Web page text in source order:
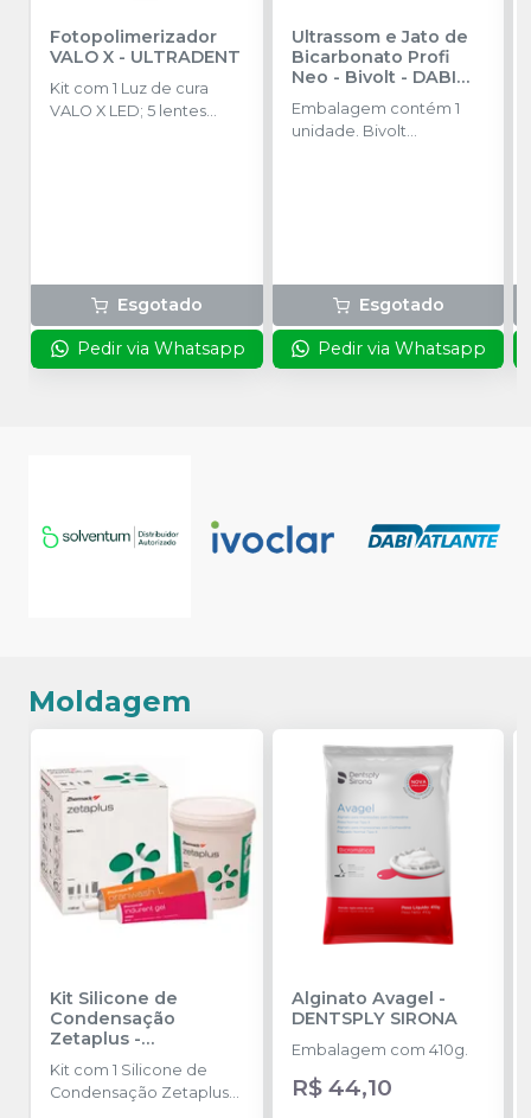
Fotopolimerizador
VALO X - ULTRADENT
Kit com 1 Luz de cura
VALO X LED; 5 lentes
mão; 1 escudo de luz de
bloqueio de luz azul; 1
pacote de amostra de
Esgotado
Pedir via Whatsapp
Ultrassom e Jato de
Bicarbonato Profi
Neo - Bivolt- DABI
ATLANTE
Embalagem contém 1
unidade. Bivolt
Esgotado
Pedir via Whatsapp
Moldagem
Kit Silicone de
Condensação
Zetaplus -
Kit com 1 Silicone de
Condensação Zetaplus
Alginato Avagel -
DENTSPLY SIRONA
Embalagem com 410g.
R$ 44,10